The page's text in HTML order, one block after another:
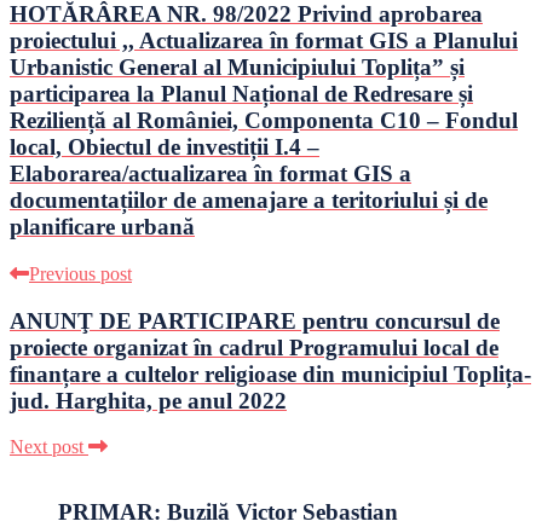
HOTĂRÂREA NR. 98/2022 Privind aprobarea
proiectului ,, Actualizarea în format GIS a Planului
Urbanistic General al Municipiului Toplița” și
participarea la Planul Național de Redresare și
Reziliență al României, Componenta C10 – Fondul
local, Obiectul de investiții I.4 –
Elaborarea/actualizarea în format GIS a
documentațiilor de amenajare a teritoriului și de
planificare urbană
Previous post
ANUNŢ DE PARTICIPARE pentru concursul de
proiecte organizat în cadrul Programului local de
finanțare a cultelor religioase din municipiul Toplița-
jud. Harghita, pe anul 2022
Next post
PRIMAR: Buzilă Victor Sebastian